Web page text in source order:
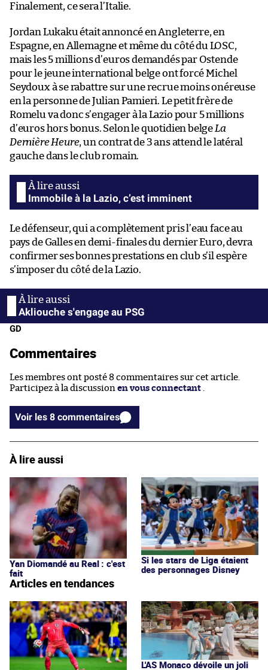
Finalement, ce sera l’Italie.
Jordan Lukaku était annoncé en Angleterre, en
Espagne, en Allemagne et même du côté du LOSC,
mais les 5 millions d’euros demandés par Ostende
pour le jeune international belge ont forcé Michel
Seydoux à se rabattre sur une recrue moins onéreuse
en la personne de Julian Pamieri. Le petit frère de
Romelu va donc s’engager à la Lazio pour 5 millions
d’euros hors bonus. Selon le quotidien belge La
Dernière Heure, un contrat de 3 ans attend le latéral
gauche dans le club romain.
Immobile à la Lazio, c’est imminent
Le défenseur, qui a complètement pris l’eau face au
pays de Galles en demi-finales du dernier Euro, devra
confirmer ses bonnes prestations en club s’il espère
s’imposer du côté de la Lazio.
Akliouche s'engage au PSG
GD
Commentaires
Les membres ont posté 8 commentaires sur cet article.
Participez à la discussion en vous connectant
Voir les 8 commentaires
À lire aussi
Yan Diomandé au Real : c'est
fait
Si les stars de Liga étaient
des personnages Disney
Articles en tendances
L'AS Monaco dévoile un joli